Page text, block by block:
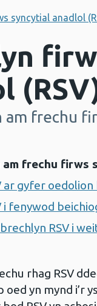
syncytial anadlol
am frechu
am frechu firws
ar gyfer oedolion
i fenywod
RSV i
rhag RSV
oed yn mynd i’r